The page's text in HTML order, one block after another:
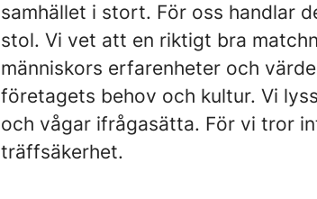
samhället i stort. För oss handlar
stol. Vi vet att en riktigt bra
människors erfarenheter och
företagets behov och kultur. Vi
och vågar ifrågasätta. För vi tror
träffsäkerhet.